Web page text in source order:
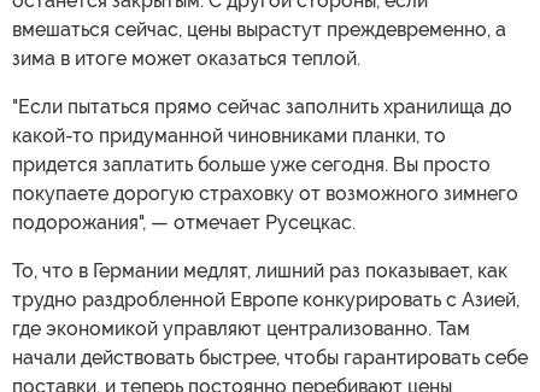
вмешаться сейчас, цены вырастут преждевременно, а
зима в итоге может оказаться теплой.
"Если пытаться прямо сейчас заполнить хранилища до
какой-то придуманной чиновниками планки, то
придется заплатить больше уже сегодня. Вы просто
покупаете дорогую страховку от возможного зимнего
подорожания", — отмечает Русецкас.
То, что в Германии медлят, лишний раз показывает, как
трудно раздробленной Европе конкурировать с Азией,
где экономикой управляют централизованно. Там
начали действовать быстрее, чтобы гарантировать себе
поставки, и теперь постоянно перебивают цены